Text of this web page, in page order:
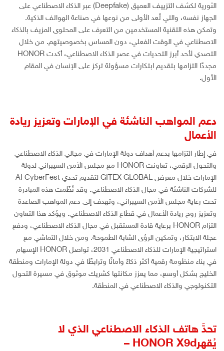
الثورية لكشف التزييف العميق (Deepfake) عبر الذكاء الاصطناعي على
الجهاز نفسه، والتي تُعد الأولى من نوعها في صناعة الهواتف الذكية.
وتمكن هذه التقنية المستخدمين من التعرف على المحتوى المزيف بالذكاء
الاصطناعي في الوقت الفعلي، دون المساس بخصوصيتهم. من خلال
التصدي لأحد أبرز التحديات في عصر الذكاء الاصطناعي، أكدت HONOR
مجددًا التزامها بتقديم ابتكارات مسؤولة تركز على الإنسان في المقام
الأول.
دعم المواهب الناشئة في الإمارات وتعزيز ريادة
الأعمال
في إطار التزامها بدعم أهداف دولة الإمارات في مجالي الذكاء الاصطناعي
والتحول الرقمي، تعاونت HONOR مع مجلس الأمن السيبراني لدولة
الإمارات خلال معرض GITEX GLOBAL لتقديم تحدي AI CyberFest
للشركات الناشئة في مجال الذكاء الاصطناعي. وقد نُظّمت هذه المبادرة
تحت رعاية مجلس الأمن السيبراني، وتهدف إلى دعم المواهب الصاعدة
وتعزيز روح ريادة الأعمال في قطاع الذكاء الاصطناعي. ويؤكد هذا التعاون
التزام HONOR برعاية قادة المستقبل في مجال الذكاء الاصطناعي، ودفع
عجلة الابتكار، وتمكين الرؤى الشابة الطموحة. ومن خلال التماشي مع
استراتيجية الإمارات للذكاء الاصطناعي 2031، تواصل HONOR الإسهام
في بناء منظومة رقمية أكثر ذكاءً وأمانًا وترابطًا في دولة الإمارات ومنطقة
الخليج بشكل أوسع، مما يعزز مكانتها كشريك موثوق في مسيرة التحول
التكنولوجي والذكاء الاصطناعي في المنطقة.
تحدَّ هاتف الذكاء الاصطناعي الذي لا
يُقهر
HONOR X9d –